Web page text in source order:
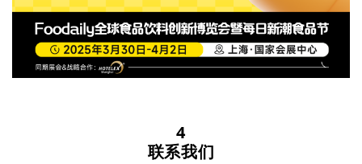
4
联系我们